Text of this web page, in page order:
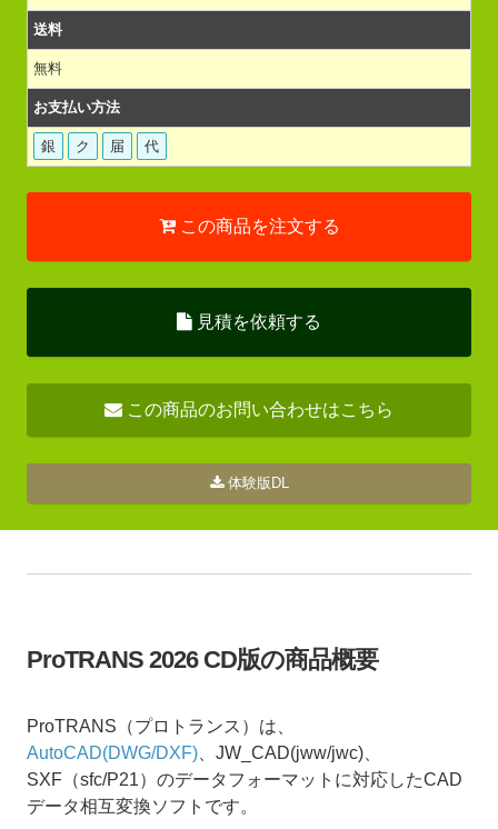
送料
無料
お支払い方法
銀 ク 届 代
この商品を注文する
見積を依頼する
この商品のお問い合わせはこちら
体験版DL
ProTRANS 2026 CD版の商品概要
ProTRANS（プロトランス）は、
AutoCAD(DWG/DXF) 、JW_CAD(jww/jwc)、
SXF（sfc/P21）のデータフォーマットに対応したCAD
データ相互変換ソフトです。